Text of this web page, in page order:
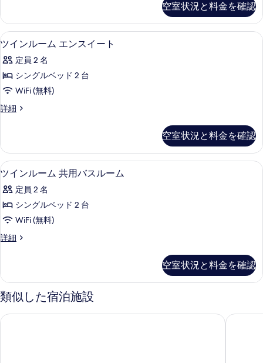
る
べ
て
の
写
真
表
す
る
細
エ
ン
ス
イ
ー
ト
の
て
の
写
真
を
示
る
ル
ー
ム
ン
ス
ー
ト
の
空室状況と料金を確認
ツ
イ
ン
ル
ム
ン
ス
イ
ー
ト
の
す
の
写
真
9
ツインルーム エンスイート
定員 2 名
シングルベッド 2 台
WiFi (無料)
詳細
ツ
ー
ム
エ
ス
イ
ト
の
詳
空室状況と料金を確認
ツ
イ
ン
ル
ム
用
バ
ス
ル
8
ツインルーム 共用バスルーム
定員 2 名
シングルベッド 2 台
WiFi (無料)
詳細
ツ
ー
ム
共
バ
空室状況と料金を確認
類似した宿泊施設
MSM アリーナ オテル アビイ